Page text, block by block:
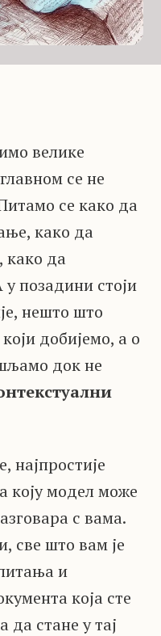
велике
се не
се како да
како да
како да
позадини стоји
нешто што
добијемо, а о
док не
најпростије
коју модел може
с вама.
све што вам је
и
која сте
да стане у тај